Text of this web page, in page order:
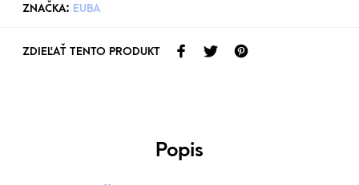
ZNAČKA: EUBA
ZDIEĽAŤ TENTO PRODUKT
Popis